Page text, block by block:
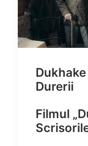
Durerii
Filmul